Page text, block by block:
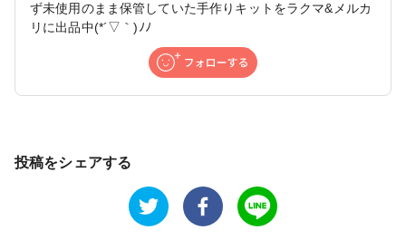
ず未使用のまま保管していた手作りキットをラクマ&メルカ
リに出品中(*´▽｀)ﾉﾉ
投稿をシェアする